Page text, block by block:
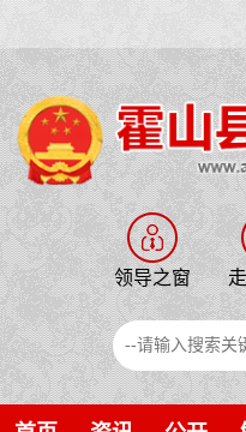
领导之窗